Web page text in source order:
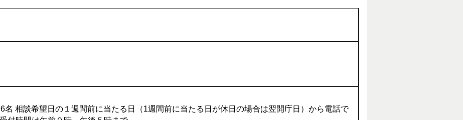
名 相談希望日の１週間前に当たる日（1週間前に当たる日が休日の場合は翌開庁日）から電話で